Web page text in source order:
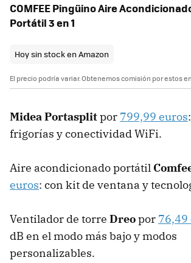
COMFEE Pingüino Aire
Portátil 3 en 1
Hoy sin stock en Amazon
El precio podría variar. Obtenemos comisión por estos
Midea Portasplitpor 799,99 euros
frigorías y conectividad WiFi.
Aire acondicionado portátil
euros: con kit de ventana y
Ventilador de torre Dreopor 76,49
dB en el modo más bajo y modos
personalizables.